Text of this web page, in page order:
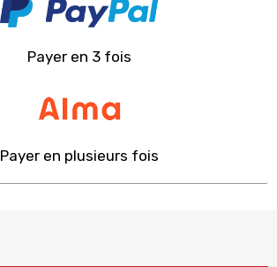
Payer en 3 fois
Payer en plusieurs fois